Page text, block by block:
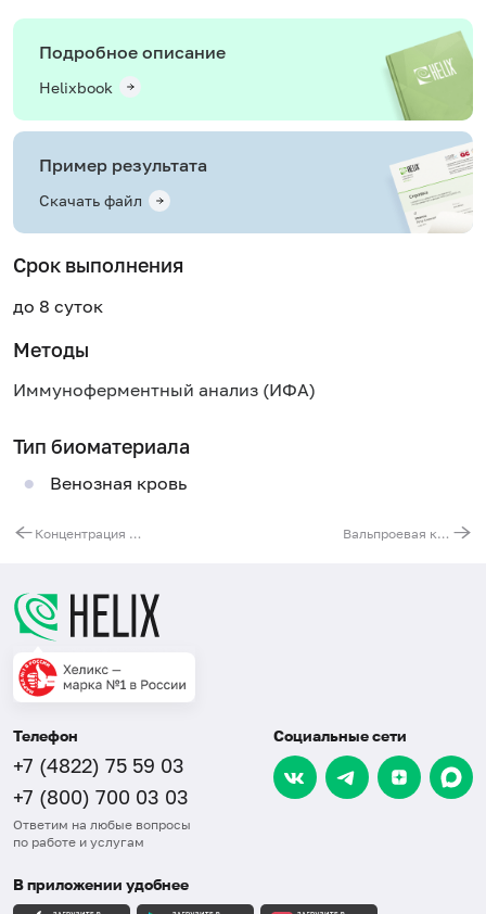
Подробное описание
Helixbook
Пример результата
Скачать файл
Срок выполнения
до 8 суток
Методы
Иммуноферментный анализ (ИФА)
Тип биоматериала
Венозная кровь
Концентрация фактора роста эндотелия сосудов (VEGF) в сыворотке крови Вальпроевая кислота
Телефон
+7 (4822) 75 59 03
+7 (800) 700 03 03
Ответим на любые вопросы
по работе и услугам
Социальные сети
В приложении удобнее